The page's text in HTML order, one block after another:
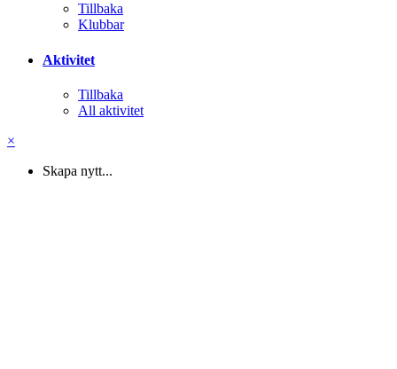
Tillbaka
Klubbar
Aktivitet
Tillbaka
All aktivitet
×
Skapa nytt...